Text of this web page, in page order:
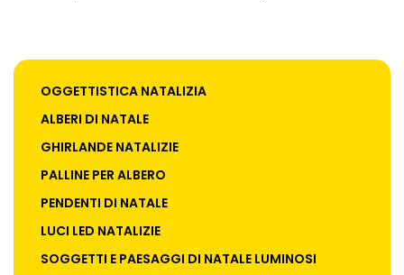
OGGETTISTICA NATALIZIA
ALBERI DI NATALE
GHIRLANDE NATALIZIE
PALLINE PER ALBERO
PENDENTI DI NATALE
LUCI LED NATALIZIE
SOGGETTI E PAESAGGI DI NATALE LUMINOSI